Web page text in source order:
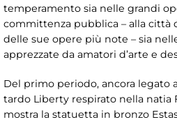
temperamento sia nelle grandi
committenza pubblica – alla città
delle sue opere più note – sia
apprezzate da amatori d’arte e
Del primo periodo, ancora legato
tardo Liberty respirato nella natia
mostra la statuetta in bronzo